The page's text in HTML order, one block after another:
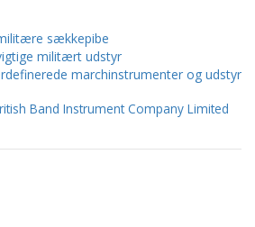
sækkepibe
militært udstyr
marchinstrumenter og udstyr
Band Instrument Company Limited